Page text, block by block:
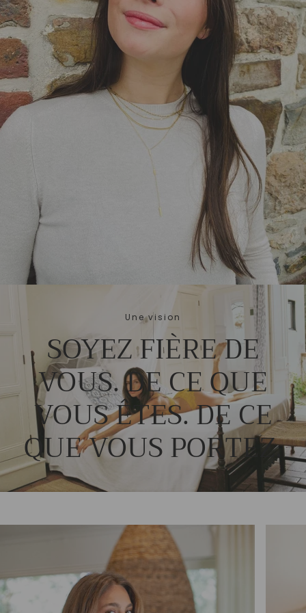
Une vision
SOYEZ FIÈRE DE
VOUS. DE CE QUE
VOUS ÊTES. DE CE
QUE VOUS PORTEZ.